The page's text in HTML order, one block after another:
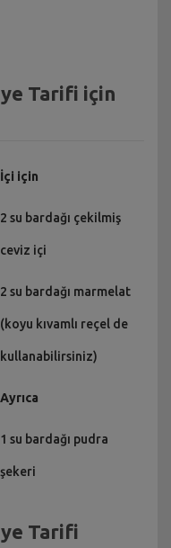
Tarifi için
İçi için
2 su bardağı çekilmiş
ceviz içi
2 su bardağı marmelat
(koyu kıvamlı reçel de
kullanabilirsiniz)
Ayrıca
1 su bardağı pudra
şekeri
Tarifi